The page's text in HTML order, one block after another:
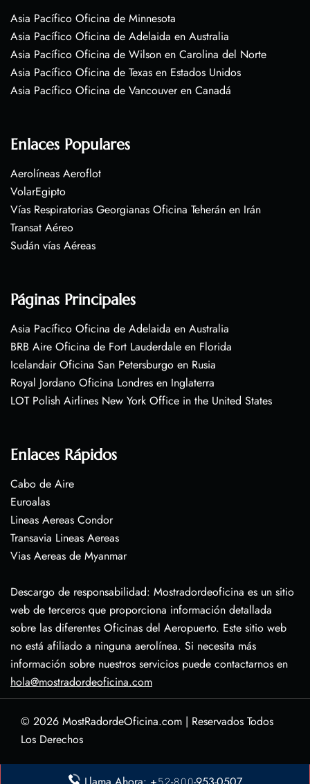
Asia Pacífico Oficina de Minnesota
Asia Pacífico Oficina de Adelaida en Australia
Asia Pacífico Oficina de Wilson en Carolina del Norte
Asia Pacífico Oficina de Texas en Estados Unidos
Asia Pacífico Oficina de Vancouver en Canadá
Enlaces Populares
Aerolíneas Aeroflot
VolarEgipto
Vías Respiratorias Georgianas Oficina Teherán en Irán
Transat Aéreo
Sudán vías Aéreas
Páginas Principales
Asia Pacífico Oficina de Adelaida en Australia
BRB Aire Oficina de Fort Lauderdale en Florida
Icelandair Oficina San Petersburgo en Rusia
Royal Jordano Oficina Londres en Inglaterra
LOT Polish Airlines New York Office in the United States
Enlaces Rápidos
Cabo de Aire
Euroalas
Lineas Aereas Condor
Transavia Lineas Aereas
Vias Aereas de Myanmar
Descargo de responsabilidad: Mostradordeoficina es un sitio
web de terceros que proporciona información detallada
sobre las diferentes Oficinas del Aeropuerto. Este sitio web
no está afiliado a ninguna aerolínea. Si necesita más
información sobre nuestros servicios puede contactarnos en
hola@mostradordeoficina.com
© 2026 MostRadordeOficina.com | Reservados Todos
Los Derechos
Sobre Nosotras